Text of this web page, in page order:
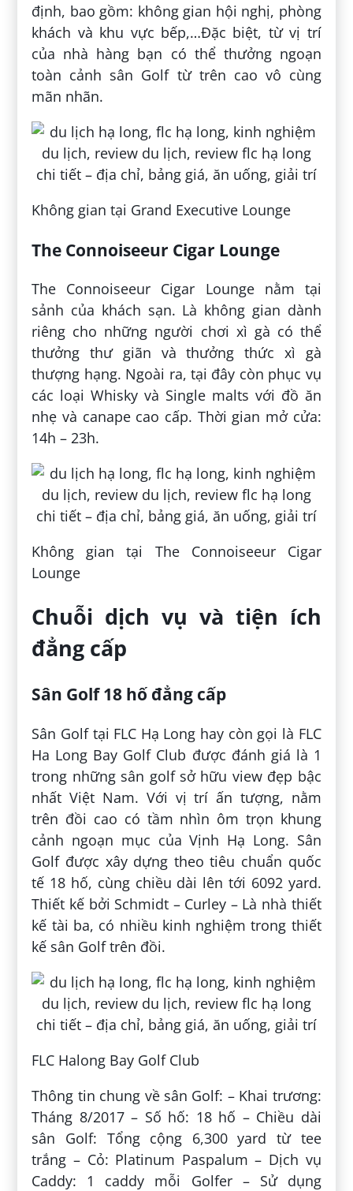
định, bao gồm: không gian hội nghị, phòng
khách và khu vực bếp,…Đặc biệt, từ vị trí
của nhà hàng bạn có thể thưởng ngoạn
toàn cảnh sân Golf từ trên cao vô cùng
mãn nhãn.
Không gian tại Grand Executive Lounge
The Connoiseeur Cigar Lounge
The Connoiseeur Cigar Lounge nằm tại
sảnh của khách sạn. Là không gian dành
riêng cho những người chơi xì gà có thể
thưởng thư giãn và thưởng thức xì gà
thượng hạng. Ngoài ra, tại đây còn phục vụ
các loại Whisky và Single malts với đồ ăn
nhẹ và canape cao cấp. Thời gian mở cửa:
14h – 23h.
Không gian tại The Connoiseeur Cigar
Lounge
Chuỗi dịch vụ và tiện ích
đẳng cấp
Sân Golf 18 hố đẳng cấp
Sân Golf tại FLC Hạ Long hay còn gọi là FLC
Ha Long Bay Golf Club được đánh giá là 1
trong những sân golf sở hữu view đẹp bậc
nhất Việt Nam. Với vị trí ấn tượng, nằm
trên đồi cao có tầm nhìn ôm trọn khung
cảnh ngoạn mục của Vịnh Hạ Long. Sân
Golf được xây dựng theo tiêu chuẩn quốc
tế 18 hố, cùng chiều dài lên tới 6092 yard.
Thiết kế bởi Schmidt – Curley – Là nhà thiết
kế tài ba, có nhiều kinh nghiệm trong thiết
kế sân Golf trên đồi.
FLC Halong Bay Golf Club
Thông tin chung về sân Golf: – Khai trương:
Tháng 8/2017 – Số hố: 18 hố – Chiều dài
sân Golf: Tổng cộng 6,300 yard từ tee
trắng – Cỏ: Platinum Paspalum – Dịch vụ
Caddy: 1 caddy mỗi Golfer – Sử dụng